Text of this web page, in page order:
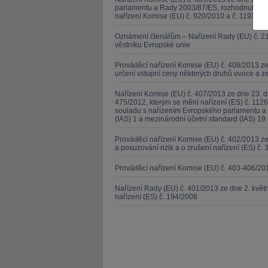
parlamentu a Rady 2003/87/ES, rozhodnutí
nařízení Komise (EU) č. 920/2010 a č. 1193/
Oznámení čtenářům – Nařízení Rady (EU) č.
věstníku Evropské unie
Prováděcí nařízení Komise (EU) č. 408/2013
určení vstupní ceny některých druhů ovoce a
Nařízení Komise (EU) č. 407/2013 ze dne 23.
475/2012, kterým se mění nařízení (ES) č.
souladu s nařízením Evropského parlamentu
(IAS) 1 a mezinárodní účetní standard (IAS) 19
Prováděcí nařízení Komise (EU) č. 402/2013
a posuzování rizik a o zrušení nařízení (ES) č.
Prováděcí nařízení Komise (EU) č. 403-406/
Nařízení Rady (EU) č. 401/2013 ze dne 2.
nařízení (ES) č. 194/2008
JUDr.
Kurzy